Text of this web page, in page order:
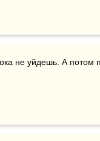
не уйдешь. А потом